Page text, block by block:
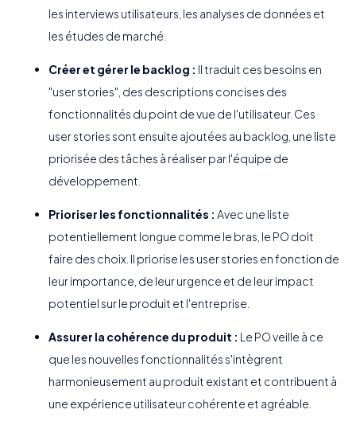
les interviews utilisateurs, les analyses de données et
les études de marché.
Créer et gérer le backlog : Il traduit ces besoins en
"user stories", des descriptions concises des
fonctionnalités du point de vue de l'utilisateur. Ces
user stories sont ensuite ajoutées au backlog, une liste
priorisée des tâches à réaliser par l'équipe de
développement.
Prioriser les fonctionnalités : Avec une liste
potentiellement longue comme le bras, le PO doit
faire des choix. Il priorise les user stories en fonction de
leur importance, de leur urgence et de leur impact
potentiel sur le produit et l'entreprise.
Assurer la cohérence du produit : Le PO veille à ce
que les nouvelles fonctionnalités s'intègrent
harmonieusement au produit existant et contribuent à
une expérience utilisateur cohérente et agréable.